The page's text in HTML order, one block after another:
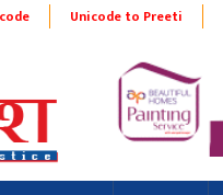
Unicode to Preeti